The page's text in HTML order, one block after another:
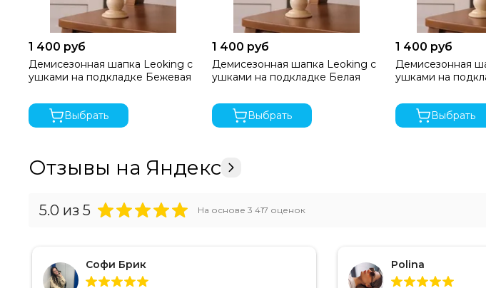
1 400 руб
Демисезонная шапка Leoking с
ушками на подкладке Бежевая
Выбрать
1 400 руб
Демисезонная шапка Leoking с
ушками на подкладке Белая
Выбрать
1 400 руб
Демисезонная
ушками на
Выбрать
Отзывы на Яндекс
5.0 из 5 На основе 3 417 оценок
Софи Брик Polina